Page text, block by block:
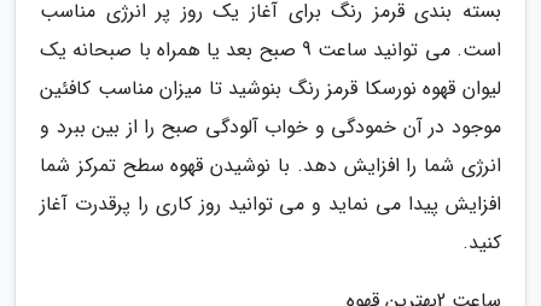
بسته بندی قرمز رنگ برای آغاز یک روز پر انرژی مناسب
است. می توانید ساعت 9 صبح بعد یا همراه با صبحانه یک
لیوان قهوه نورسکا قرمز رنگ بنوشید تا میزان مناسب کافئین
موجود در آن خمودگی و خواب آلودگی صبح را از بین ببرد و
انرژی شما را افزایش دهد. با نوشیدن قهوه سطح تمرکز شما
افزایش پیدا می نماید و می توانید روز کاری را پرقدرت آغاز
کنید.